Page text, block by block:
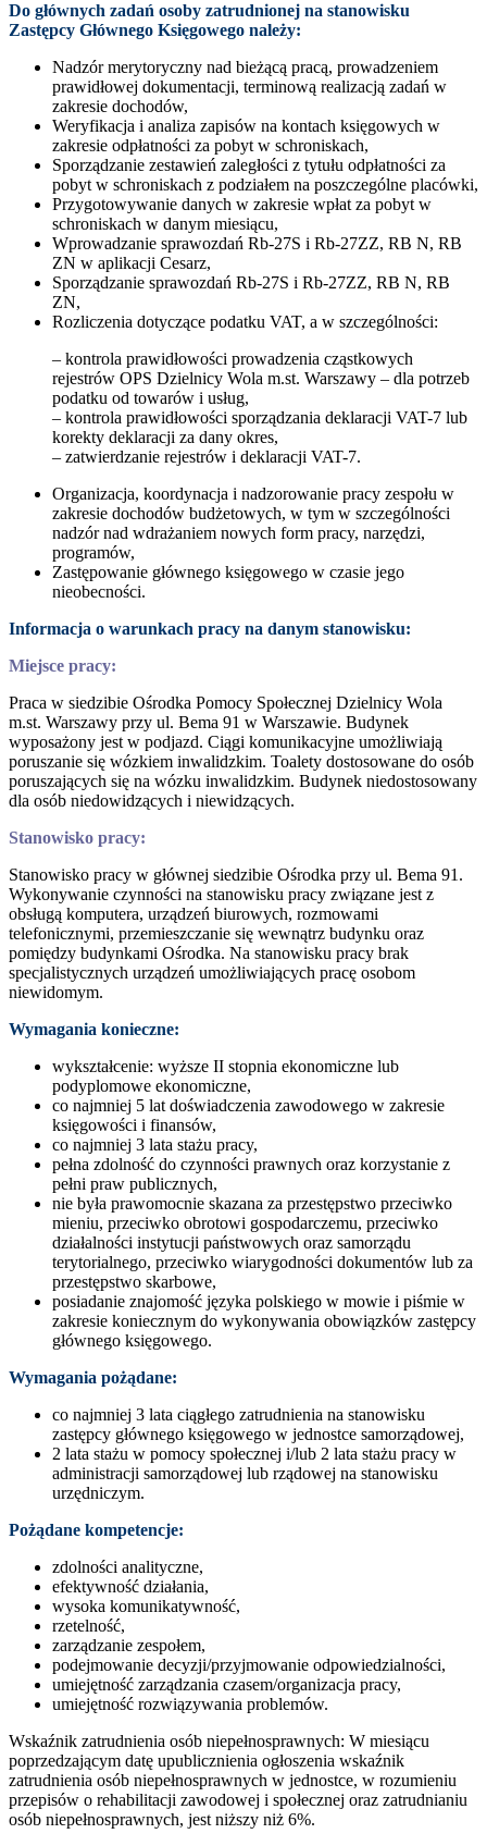
Do głównych zadań osoby zatrudnionej na stanowisku
Zastępcy Głównego Księgowego należy:
Nadzór merytoryczny nad bieżącą pracą, prowadzeniem
prawidłowej dokumentacji, terminową realizacją zadań w
zakresie dochodów,
Weryfikacja i analiza zapisów na kontach księgowych w
zakresie odpłatności za pobyt w schroniskach,
Sporządzanie zestawień zaległości z tytułu odpłatności za
pobyt w schroniskach z podziałem na poszczególne placówki,
Przygotowywanie danych w zakresie wpłat za pobyt w
schroniskach w danym miesiącu,
Wprowadzanie sprawozdań Rb-27S i Rb-27ZZ, RB N, RB
ZN w aplikacji Cesarz,
Sporządzanie sprawozdań Rb-27S i Rb-27ZZ, RB N, RB
ZN,
Rozliczenia dotyczące podatku VAT, a w szczególności:
– kontrola prawidłowości prowadzenia cząstkowych
rejestrów OPS Dzielnicy Wola m.st. Warszawy – dla potrzeb
podatku od towarów i usług,
– kontrola prawidłowości sporządzania deklaracji VAT-7 lub
korekty deklaracji za dany okres,
– zatwierdzanie rejestrów i deklaracji VAT-7.
Organizacja, koordynacja i nadzorowanie pracy zespołu w
zakresie dochodów budżetowych, w tym w szczególności
nadzór nad wdrażaniem nowych form pracy, narzędzi,
programów,
Zastępowanie głównego księgowego w czasie jego
nieobecności.
Informacja o warunkach pracy na danym stanowisku:
Miejsce pracy:
Praca w siedzibie Ośrodka Pomocy Społecznej Dzielnicy Wola
m.st. Warszawy przy ul. Bema 91 w Warszawie. Budynek
wyposażony jest w podjazd. Ciągi komunikacyjne umożliwiają
poruszanie się wózkiem inwalidzkim. Toalety dostosowane do osób
poruszających się na wózku inwalidzkim. Budynek niedostosowany
dla osób niedowidzących i niewidzących.
Stanowisko pracy:
Stanowisko pracy w głównej siedzibie Ośrodka przy ul. Bema 91.
Wykonywanie czynności na stanowisku pracy związane jest z
obsługą komputera, urządzeń biurowych, rozmowami
telefonicznymi, przemieszczanie się wewnątrz budynku oraz
pomiędzy budynkami Ośrodka. Na stanowisku pracy brak
specjalistycznych urządzeń umożliwiających pracę osobom
niewidomym.
Wymagania konieczne:
wykształcenie: wyższe II stopnia ekonomiczne lub
podyplomowe ekonomiczne,
co najmniej 5 lat doświadczenia zawodowego w zakresie
księgowości i finansów,
co najmniej 3 lata stażu pracy,
pełna zdolność do czynności prawnych oraz korzystanie z
pełni praw publicznych,
nie była prawomocnie skazana za przestępstwo przeciwko
mieniu, przeciwko obrotowi gospodarczemu, przeciwko
działalności instytucji państwowych oraz samorządu
terytorialnego, przeciwko wiarygodności dokumentów lub za
przestępstwo skarbowe,
posiadanie znajomość języka polskiego w mowie i piśmie w
zakresie koniecznym do wykonywania obowiązków zastępcy
głównego księgowego.
Wymagania pożądane:
co najmniej 3 lata ciągłego zatrudnienia na stanowisku
zastępcy głównego księgowego w jednostce samorządowej,
2 lata stażu w pomocy społecznej i/lub 2 lata stażu pracy w
administracji samorządowej lub rządowej na stanowisku
urzędniczym.
Pożądane kompetencje:
zdolności analityczne,
efektywność działania,
wysoka komunikatywność,
rzetelność,
zarządzanie zespołem,
podejmowanie decyzji/przyjmowanie odpowiedzialności,
umiejętność zarządzania czasem/organizacja pracy,
umiejętność rozwiązywania problemów.
Wskaźnik zatrudnienia osób niepełnosprawnych: W miesiącu
poprzedzającym datę upublicznienia ogłoszenia wskaźnik
zatrudnienia osób niepełnosprawnych w jednostce, w rozumieniu
przepisów o rehabilitacji zawodowej i społecznej oraz zatrudnianiu
osób niepełnosprawnych, jest niższy niż 6%.